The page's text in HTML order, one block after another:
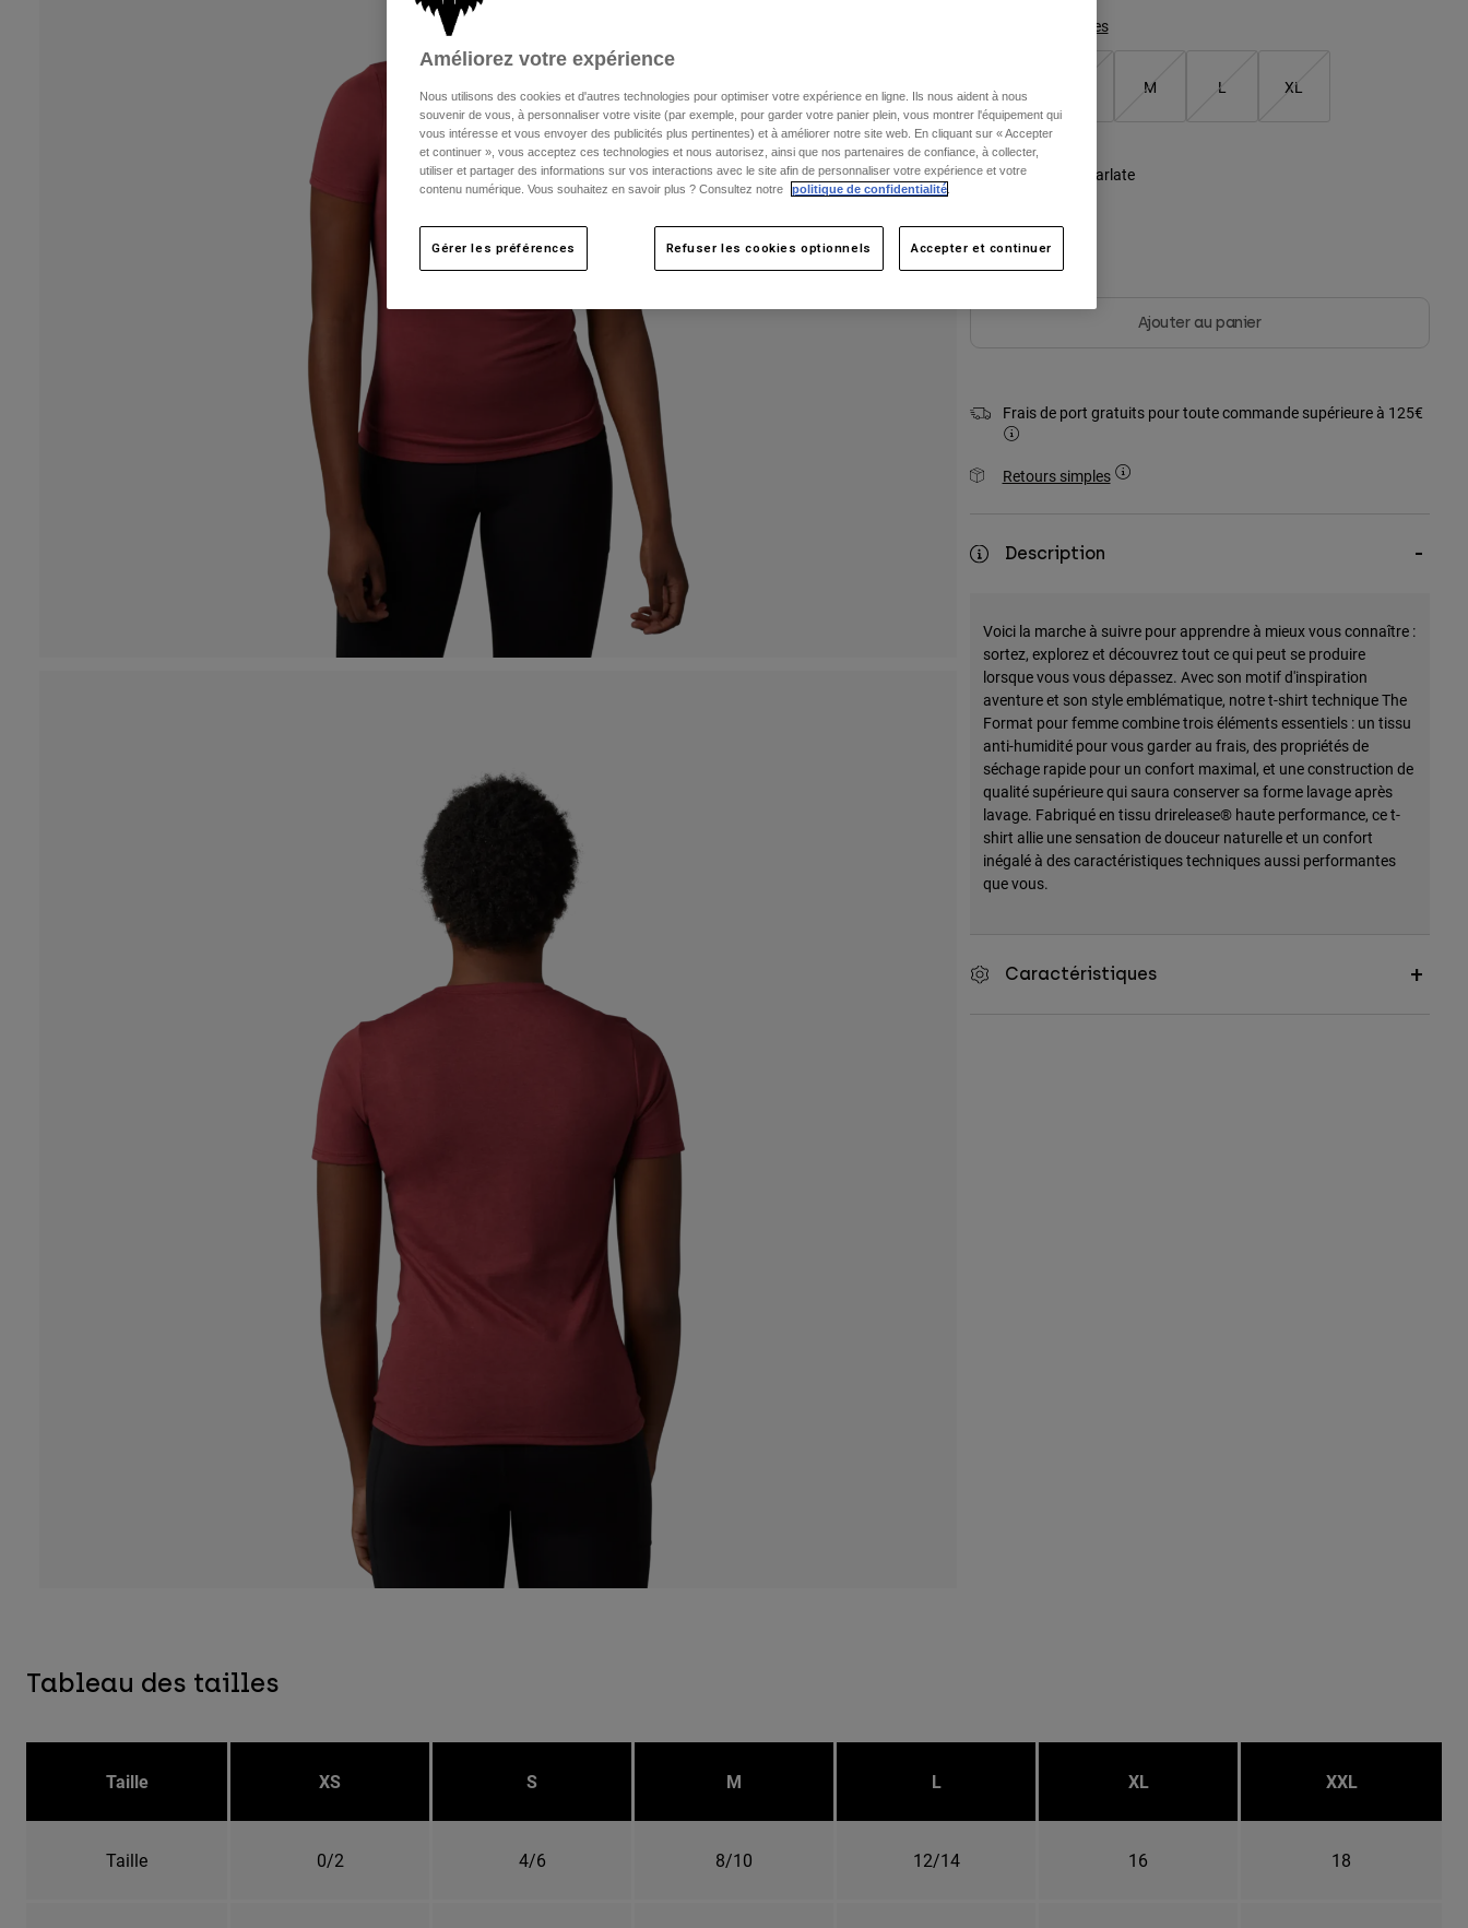
Tableau des tailles
M L XL
Couleur - Rouge écarlate
Ajouter au panier
Frais de port gratuits pour toute commande supérieure à 125€
Retours simples
Description
Voici la marche à suivre pour apprendre à mieux vous connaître :
sortez, explorez et découvrez tout ce qui peut se produire
lorsque vous vous dépassez. Avec son motif d'inspiration
aventure et son style emblématique, notre t-shirt technique The
Format pour femme combine trois éléments essentiels : un tissu
anti-humidité pour vous garder au frais, des propriétés de
séchage rapide pour un confort maximal, et une construction de
qualité supérieure qui saura conserver sa forme lavage après
lavage. Fabriqué en tissu drirelease® haute performance, ce t-
shirt allie une sensation de douceur naturelle et un confort
inégalé à des caractéristiques techniques aussi performantes
que vous.
Caractéristiques
Tableau des tailles
Taille XS S M L XL XXL
Taille 0/2 4/6 8/10 12/14 16 18
Améliorez votre expérience
Nous utilisons des cookies et d'autres technologies pour optimiser votre expérience en ligne. Ils nous aident à nous
souvenir de vous, à personnaliser votre visite (par exemple, pour garder votre panier plein, vous montrer l'équipement qui
vous intéresse et vous envoyer des publicités plus pertinentes) et à améliorer notre site web. En cliquant sur « Accepter
et continuer », vous acceptez ces technologies et nous autorisez, ainsi que nos partenaires de confiance, à collecter,
utiliser et partager des informations sur vos interactions avec le site afin de personnaliser votre expérience et votre
contenu numérique. Vous souhaitez en savoir plus ? Consultez notre
politique de confidentialité.
Gérer les préférences Refuser les cookies optionnels Accepter et continuer